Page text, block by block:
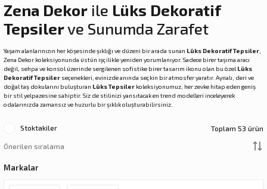
Kahve Fincan Takımı
Çay Fincan Takımı
Servis ve Sunum
Tablolar
Zena Dekor ile Lüks Dekoratif
Tepsilerve Sunumda Zarafet
Yaşam alanlarınızın her köşesinde şıklığı ve düzeni bir arada sunan Lüks Dekoratif Tepsiler
Zena Dekor koleksiyonunda üstün işçilikle yeniden yorumlanıyor. Sadece birer taşıma aracı
değil, sehpa ve konsol üzerinde sergilenen sofistike birer tasarım ikonu olan bu özel Lüks
Dekoratif Tepsiler seçenekleri, evinizde anında seçkin bir atmosfer yaratır. Aynalı, deri ve
doğal taş dokularını buluşturan Lüks Tepsiler koleksiyonumuz, her zevke hitap eden geniş
bir stil yelpazesine sahiptir. Siz de stilinizi yansıtacak en trend modelleri inceleyerek
odalarınızda zamansız ve huzurlu bir şıklık oluşturabilirsiniz.
Stoktakiler Toplam 53 ürün
Markalar